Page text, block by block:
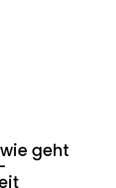
geht